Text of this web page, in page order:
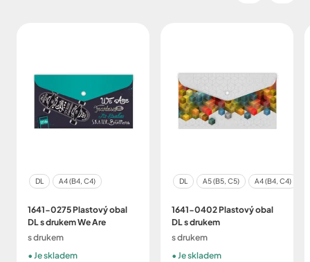
DL A4 (B4, C4)
1641-0275 Plastový obal
DL s drukem We Are
s drukem
Je skladem
DL A5 (B5, C5) A4 (B4, C4)
1641-0402 Plastový obal
DL s drukem
s drukem
Je skladem